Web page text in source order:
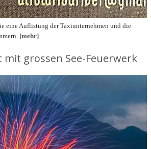
eine Auflistung der Taxiunternehmen und die
[mehr]
mit grossen See-Feuerwerk